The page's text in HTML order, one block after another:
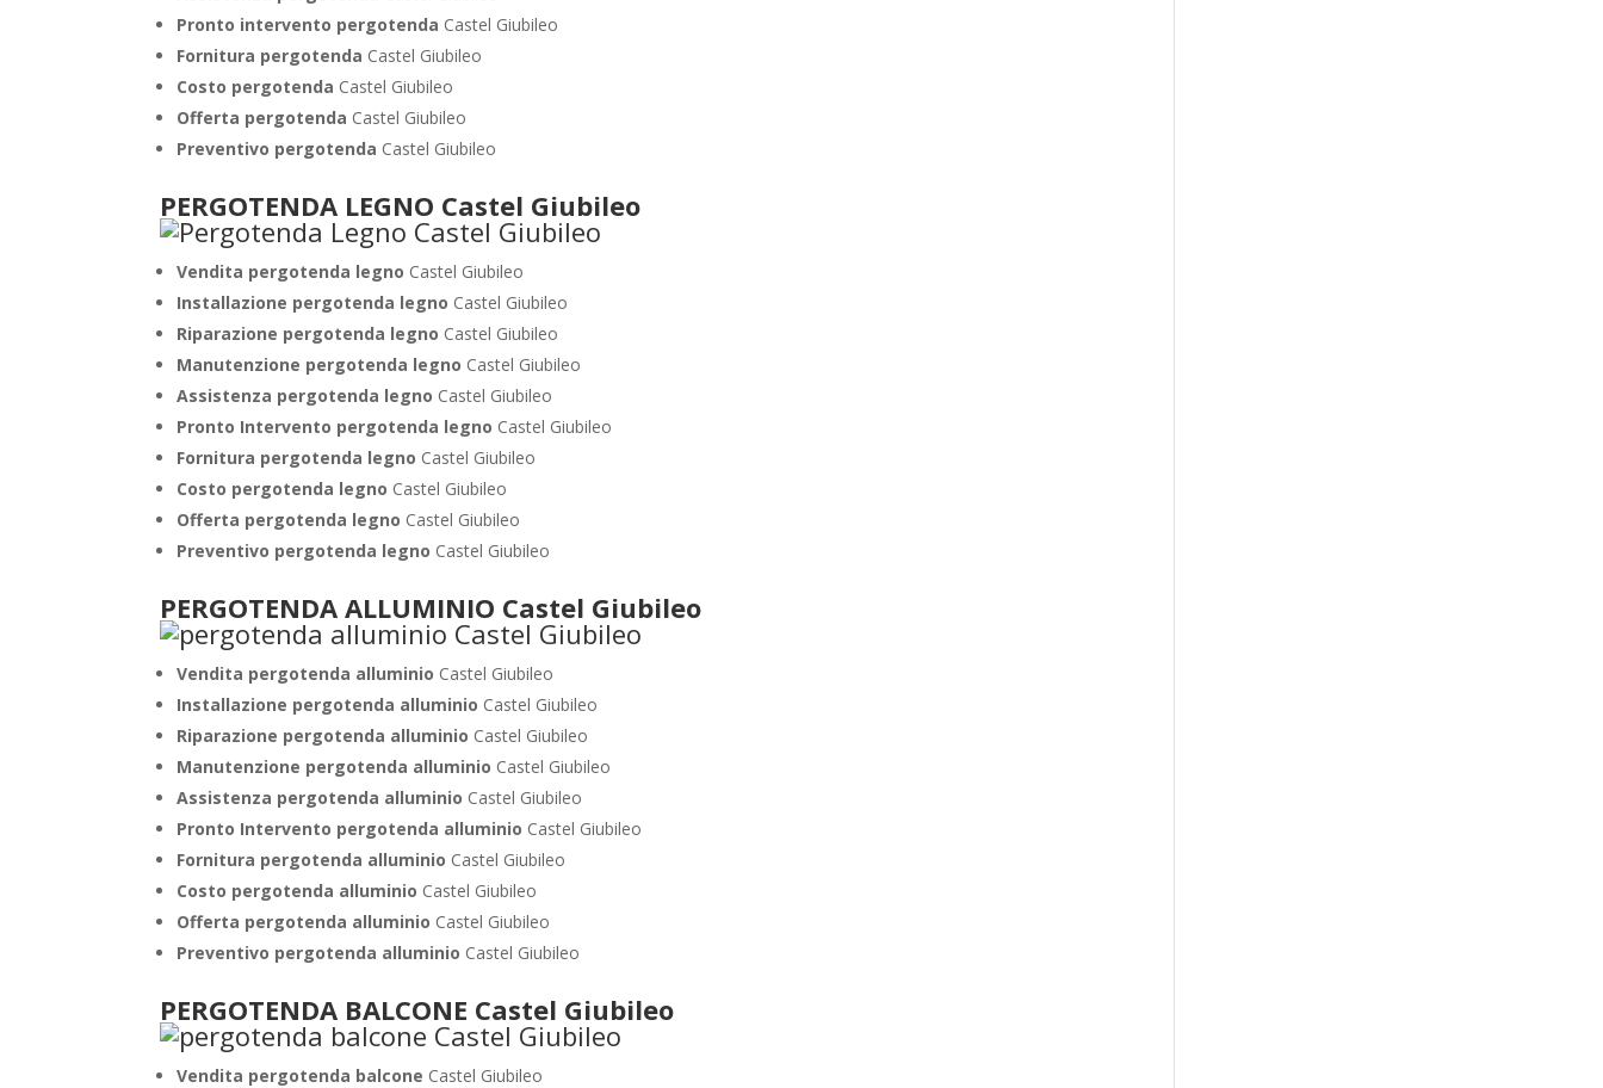
Pronto intervento pergotenda Castel Giubileo
Fornitura pergotenda Castel Giubileo
Costo pergotenda Castel Giubileo
Offerta pergotenda Castel Giubileo
Preventivo pergotenda Castel Giubileo
PERGOTENDA LEGNO Castel Giubileo
Vendita pergotenda legno Castel Giubileo
Installazione pergotenda legno Castel Giubileo
Riparazione pergotenda legno Castel Giubileo
Manutenzione pergotenda legno Castel Giubileo
Assistenza pergotenda legno Castel Giubileo
Pronto Intervento pergotenda legno Castel Giubileo
Fornitura pergotenda legno Castel Giubileo
Costo pergotenda legno Castel Giubileo
Offerta pergotenda legno Castel Giubileo
Preventivo pergotenda legno Castel Giubileo
PERGOTENDA ALLUMINIO Castel Giubileo
Vendita pergotenda alluminio Castel Giubileo
Installazione pergotenda alluminio Castel Giubileo
Riparazione pergotenda alluminio Castel Giubileo
Manutenzione pergotenda alluminio Castel Giubileo
Assistenza pergotenda alluminio Castel Giubileo
Pronto Intervento pergotenda alluminio Castel Giubileo
Fornitura pergotenda alluminio Castel Giubileo
Costo pergotenda alluminio Castel Giubileo
Offerta pergotenda alluminio Castel Giubileo
Preventivo pergotenda alluminio Castel Giubileo
PERGOTENDA BALCONE Castel Giubileo
Vendita pergotenda balcone Castel Giubileo